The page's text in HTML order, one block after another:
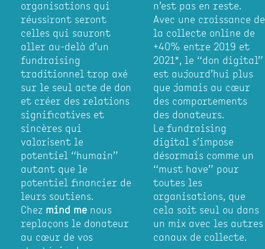
organisations qui
réussiront seront
celles qui sauront
aller au-delà d’un
fundraising
traditionnel trop axé
sur le seul acte de don
et créer des relations
significatives et
sincères qui
valorisent le
potentiel “humain”
autant que le
potentiel financier de
leurs soutiens.
Chez mind me nous
replaçons le donateur
au cœur de vos
n’est pas en reste.
Avec une croissance de
la collecte online de
+40% entre 2019 et
2021*, le “don digital”
est aujourd’hui plus
que jamais au cœur
des comportements
des donateurs.
Le fundraising
digital s’impose
désormais comme un
“must have” pour
toutes les
organisations, que
cela soit seul ou dans
un mix avec les autres
canaux de collecte.